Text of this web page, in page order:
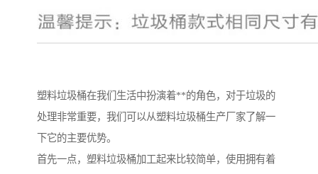
塑料垃圾桶在我们生活中扮演着**的角色，对于垃圾的
处理非常重要，我们可以从塑料垃圾桶生产厂家了解一
下它的主要优势。
首先一点，塑料垃圾桶加工起来比较简单，使用拥有着